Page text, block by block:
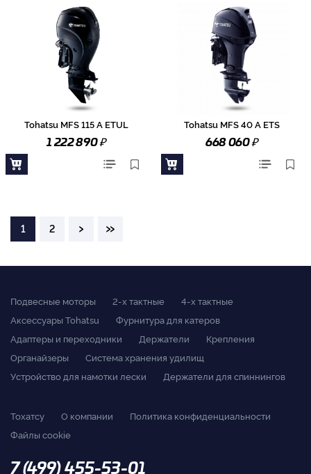
Tohatsu MFS 115 A ETUL
1 222 890₽
Tohatsu MFS 40 A ETS
668 060₽
1 2 › »
Подвесные моторы 2-x тактные
4-x тактные
Аксессуары Tohatsu
Фурнитура для катеров
Адаптеры и переходники
Держатели
Крепления
Органайзеры
Система хранения удилищ
Устройство для намотки лески
Держатели для спиннингов
Тохатсу О компании
Политика конфиденциальности
Файлы cookie
7 (499) 455-53-01